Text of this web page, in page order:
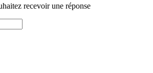
recevoir une réponse